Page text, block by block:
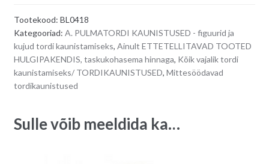
pruutpaar
valgete
roosidega
quantity
t
e
:
Tootekood: BL0418
Kategooriad: A. PULMATORDI KAUNISTUSED - figuurid ja
kujud tordi kaunistamiseks, Ainult ETTETELLITAVAD TOOTED
HULGIPAKENDIS, taskukohasema hinnaga, Kõik vajalik tordi
kaunistamiseks/ TORDIKAUNISTUSED, Mittesöödavad
tordikaunistused
Sulle võib meeldida ka…